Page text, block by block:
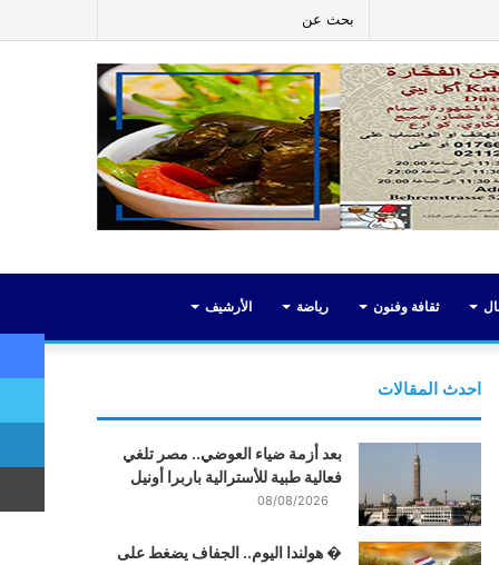
عن
إضافة
عمود
جانبي
ثقافة وفنون رياضة الأرشيف
احدث المقالات
بعد أزمة ضياء العوضي.. مصر تلغي
فعالية طبية للأسترالية باربرا أونيل
08/08/2026
� هولندا اليوم.. الجفاف يضغط على